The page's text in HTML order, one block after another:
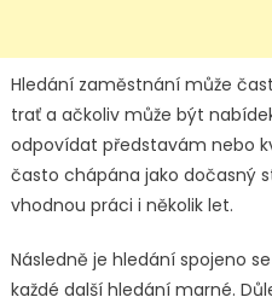
Hledání zaměstnání může
trať a ačkoliv může být
odpovídat představám nebo
často chápána jako dočasný
vhodnou práci i několik let.
Následně je hledání spojeno
každé další hledání marné.